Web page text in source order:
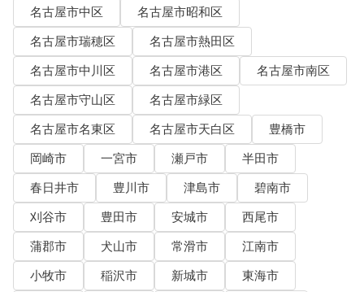
名古屋市中区
名古屋市昭和区
名古屋市瑞穂区
名古屋市熱田区
名古屋市中川区
名古屋市港区
名古屋市南区
名古屋市守山区
名古屋市緑区
名古屋市名東区
名古屋市天白区
豊橋市
岡崎市
一宮市 瀬戸市
半田市
春日井市
豊川市 津島市
碧南市
刈谷市
豊田市 安城市
西尾市
蒲郡市
犬山市 常滑市
江南市
小牧市
稲沢市 新城市
東海市